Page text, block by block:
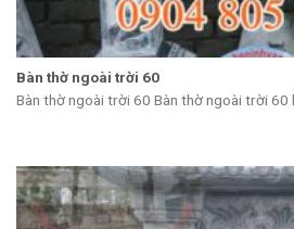
Bàn thờ ngoài trời 60
Bàn thờ ngoài trời 60 Bàn thờ ngoài trời 60